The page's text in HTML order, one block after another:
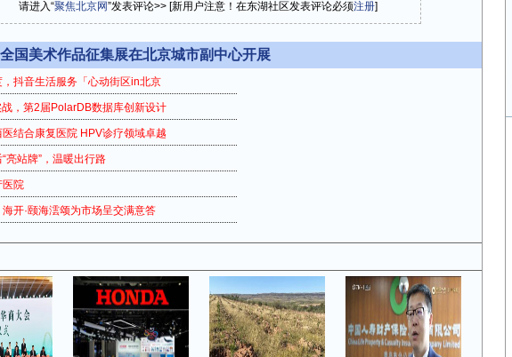
请进入“聚焦北京网”发表评论>> [新用户注意！在东湖社区发表评论必须注册]
全国美术作品征集展在北京城市副中心开展
，抖音生活服务「心动街区in北京
，第2届PolarDB数据库创新设计
结合康复医院 HPV诊疗领域卓越
亮站牌”，温暖出行路
医院
开·颐海澐颂为市场呈交满意答